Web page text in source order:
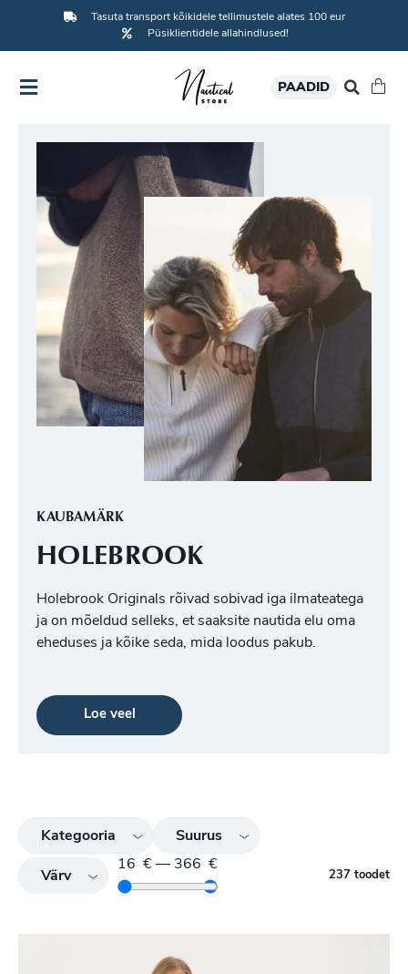
Tasuta transport kõikidele tellimustele alates 100 eur
Püsiklientidele allahindlused!
PAADID
KAUBAMÄRK
HOLEBROOK
Holebrook Originals rõivad sobivad iga ilmateatega
ja on mõeldud selleks, et saaksite nautida elu oma
eheduses ja kõike seda, mida loodus pakub.
Loe veel
Kategooria Suurus
Värv
16 € — 366 €
237 toodet